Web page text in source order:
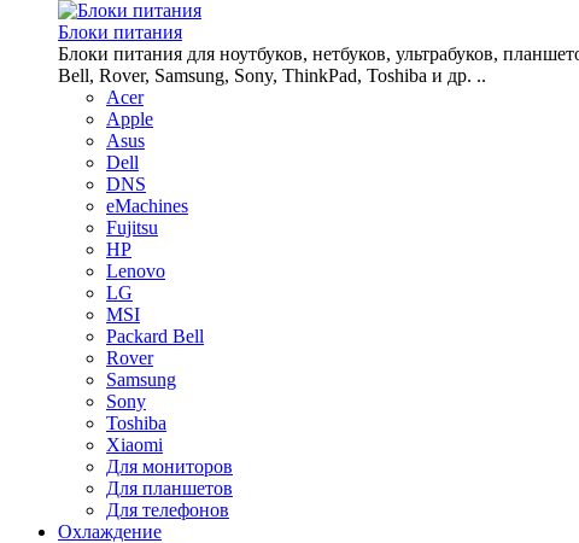
Блоки питания
Блоки питания для ноутбуков, нетбуков, ультрабуков,
Bell, Rover, Samsung, Sony, ThinkPad, Toshiba и др. ..
Acer
Apple
Asus
Dell
DNS
eMachines
Fujitsu
HP
Lenovo
LG
MSI
Packard Bell
Rover
Samsung
Sony
Toshiba
Xiaomi
Для мониторов
Для планшетов
Для телефонов
Охлаждение